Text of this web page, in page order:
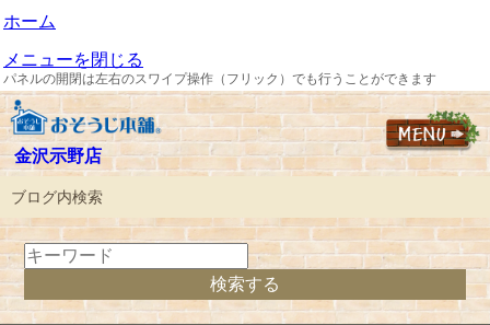
ホーム
メニューを閉じる
パネルの開閉は左右のスワイプ操作（フリック）でも行うことができます
金沢示野店
ブログ内検索